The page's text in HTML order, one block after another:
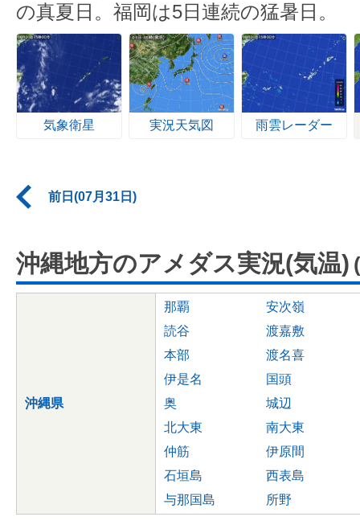
の真夏日。福岡は5日連続の猛暑日。
気象衛星 実況天気図 雨雲レーダー
前日(07月31日)
沖縄地方のアメダス実況(気温)
沖縄県
那覇
安次嶺
読谷
渡嘉敷
本部
渡名喜
伊是名
国頭
奥
城辺
北大東
南大東
仲筋
伊原間
石垣島
西表島
与那国島
所野